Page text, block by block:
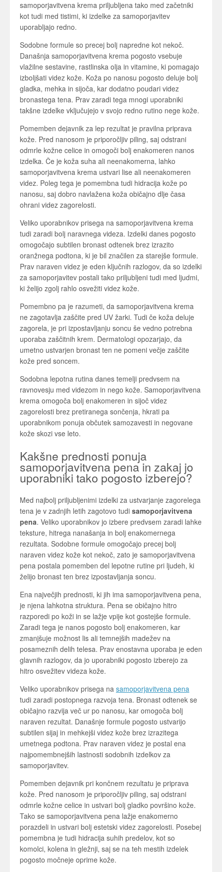
samoporjavitvena krema priljubljena tako med začetniki
kot tudi med tistimi, ki izdelke za samoporjavitev
uporabljajo redno.
Sodobne formule so precej bolj napredne kot nekoč.
Današnja samoporjavitvena krema pogosto vsebuje
vlažilne sestavine, rastlinska olja in vitamine, ki pomagajo
izboljšati videz kože. Koža po nanosu pogosto deluje bolj
gladka, mehka in sijoča, kar dodatno poudari videz
bronastega tena. Prav zaradi tega mnogi uporabniki
takšne izdelke vključujejo v svojo redno rutino nege kože.
Pomemben dejavnik za lep rezultat je pravilna priprava
kože. Pred nanosom je priporočljiv piling, saj odstrani
odmrle kožne celice in omogoči bolj enakomeren nanos
izdelka. Če je koža suha ali neenakomerna, lahko
samoporjavitvena krema ustvari lise ali neenakomeren
videz. Poleg tega je pomembna tudi hidracija kože po
nanosu, saj dobro navlažena koža običajno dlje časa
ohrani videz zagorelosti.
Veliko uporabnikov prisega na samoporjavitvena krema
tudi zaradi bolj naravnega videza. Izdelki danes pogosto
omogočajo subtilen bronast odtenek brez izrazito
oranžnega podtona, ki je bil značilen za starejše formule.
Prav naraven videz je eden ključnih razlogov, da so izdelki
za samoporjavitev postali tako priljubljeni tudi med ljudmi,
ki želijo zgolj rahlo osvežiti videz kože.
Pomembno pa je razumeti, da samoporjavitvena krema
ne zagotavlja zaščite pred UV žarki. Tudi če koža deluje
zagorela, je pri izpostavljanju soncu še vedno potrebna
uporaba zaščitnih krem. Dermatologi opozarjajo, da
umetno ustvarjen bronast ten ne pomeni večje zaščite
kože pred soncem.
Sodobna lepotna rutina danes temelji predvsem na
ravnovesju med videzom in nego kože. Samoporjavitvena
krema omogoča bolj enakomeren in sijoč videz
zagorelosti brez pretiranega sončenja, hkrati pa
uporabnikom ponuja občutek samozavesti in negovane
kože skozi vse leto.
Kakšne prednosti ponuja
samoporjavitvena pena in zakaj jo
uporabniki tako pogosto izberejo?
Med najbolj priljubljenimi izdelki za ustvarjanje zagorelega
tena je v zadnjih letih zagotovo tudi samoporjavitvena
pena. Veliko uporabnikov jo izbere predvsem zaradi lahke
teksture, hitrega nanašanja in bolj enakomernega
rezultata. Sodobne formule omogočajo precej bolj
naraven videz kože kot nekoč, zato je samoporjavitvena
pena postala pomemben del lepotne rutine pri ljudeh, ki
želijo bronast ten brez izpostavljanja soncu.
Ena največjih prednosti, ki jih ima samoporjavitvena pena,
je njena lahkotna struktura. Pena se običajno hitro
razporedi po koži in se lažje vpije kot gostejše formule.
Zaradi tega je nanos pogosto bolj enakomeren, kar
zmanjšuje možnost lis ali temnejših madežev na
posameznih delih telesa. Prav enostavna uporaba je eden
glavnih razlogov, da jo uporabniki pogosto izberejo za
hitro osvežitev videza kože.
Veliko uporabnikov prisega na samoporjavitvena pena
tudi zaradi postopnega razvoja tena. Bronast odtenek se
običajno razvija več ur po nanosu, kar omogoča bolj
naraven rezultat. Današnje formule pogosto ustvarijo
subtilen sijaj in mehkejši videz kože brez izrazitega
umetnega podtona. Prav naraven videz je postal ena
najpomembnejših lastnosti sodobnih izdelkov za
samoporjavitev.
Pomemben dejavnik pri končnem rezultatu je priprava
kože. Pred nanosom je priporočljiv piling, saj odstrani
odmrle kožne celice in ustvari bolj gladko površino kože.
Tako se samoporjavitvena pena lažje enakomerno
porazdeli in ustvari bolj estetski videz zagorelosti. Posebej
pomembna je tudi hidracija suhih predelov, kot so
komolci, kolena in gležnji, saj se na teh mestih izdelek
pogosto močneje oprime kože.